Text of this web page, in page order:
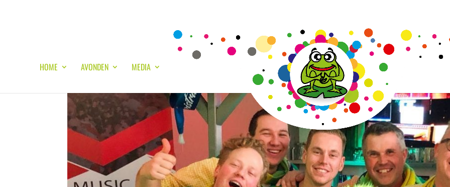
HOME AVONDEN MEDIA